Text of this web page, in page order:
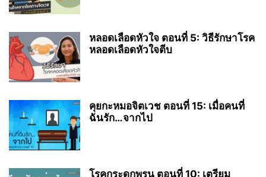
หลอดเลือดหัวใจ ตอนที่ 5: วิธีรักษาโรค
หลอดเลือดหัวใจตีบ
คุยกะหมอจิตเวช ตอนที่ 15: เมื่อคนที่
ฉันรัก…จากไป
โรคกระดูกพรุน ตอนที่ 10: เตรียม